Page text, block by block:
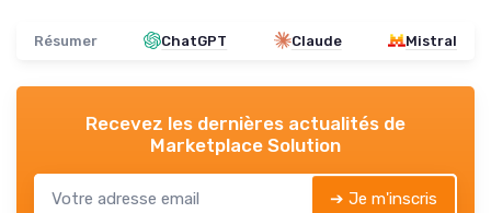
Résumer ChatGPT Claude Mistral
Recevez les dernières actualités de
Marketplace Solution
➔ Je m'inscris